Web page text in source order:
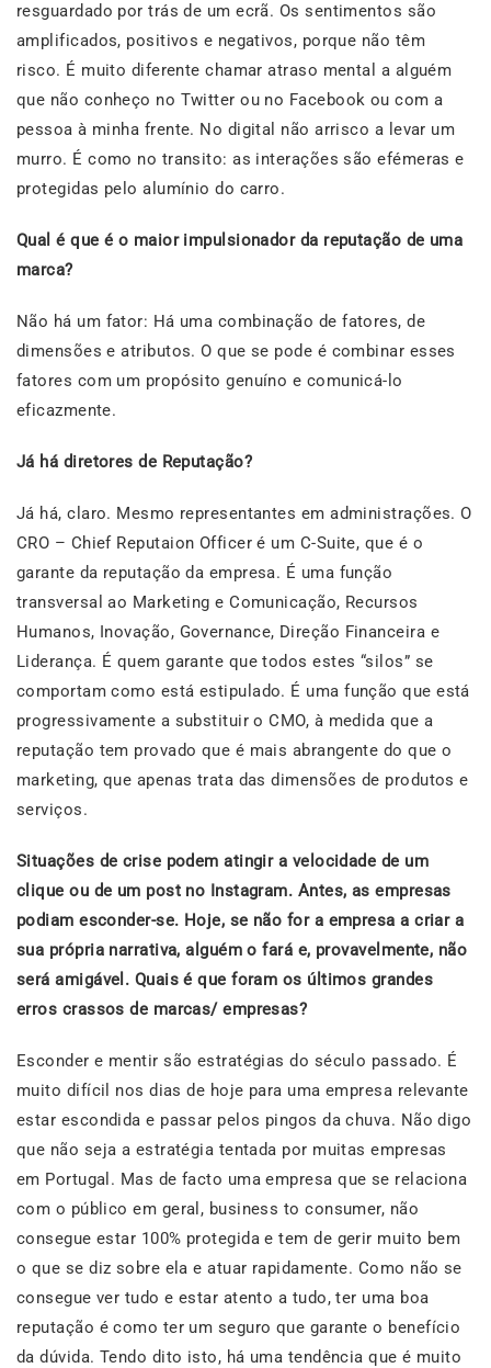
resguardado por trás de um ecrã. Os sentimentos são
amplificados, positivos e negativos, porque não têm
risco. É muito diferente chamar atraso mental a alguém
que não conheço no Twitter ou no Facebook ou com a
pessoa à minha frente. No digital não arrisco a levar um
murro. É como no transito: as interações são efémeras e
protegidas pelo alumínio do carro.
Qual é que é o maior impulsionador da reputação de uma
marca?
Não há um fator: Há uma combinação de fatores, de
dimensões e atributos. O que se pode é combinar esses
fatores com um propósito genuíno e comunicá-lo
eficazmente.
Já há diretores de Reputação?
Já há, claro. Mesmo representantes em administrações. O
CRO – Chief Reputaion Officer é um C-Suite, que é o
garante da reputação da empresa. É uma função
transversal ao Marketing e Comunicação, Recursos
Humanos, Inovação, Governance, Direção Financeira e
Liderança. É quem garante que todos estes “silos” se
comportam como está estipulado. É uma função que está
progressivamente a substituir o CMO, à medida que a
reputação tem provado que é mais abrangente do que o
marketing, que apenas trata das dimensões de produtos e
serviços.
Situações de crise podem atingir a velocidade de um
clique ou de um post no Instagram. Antes, as empresas
podiam esconder-se. Hoje, se não for a empresa a criar a
sua própria narrativa, alguém o fará e, provavelmente, não
será amigável. Quais é que foram os últimos grandes
erros crassos de marcas/ empresas?
Esconder e mentir são estratégias do século passado. É
muito difícil nos dias de hoje para uma empresa relevante
estar escondida e passar pelos pingos da chuva. Não digo
que não seja a estratégia tentada por muitas empresas
em Portugal. Mas de facto uma empresa que se relaciona
com o público em geral, business to consumer, não
consegue estar 100% protegida e tem de gerir muito bem
o que se diz sobre ela e atuar rapidamente. Como não se
consegue ver tudo e estar atento a tudo, ter uma boa
reputação é como ter um seguro que garante o benefício
da dúvida. Tendo dito isto, há uma tendência que é muito